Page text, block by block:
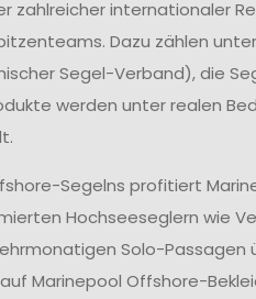
zahlreicher internationaler
Dazu zählen
Segel-Verband), die
werden unter realen
Segelns profitiert
Hochseeseglern wie
Solo-
Marinepool Offshore-